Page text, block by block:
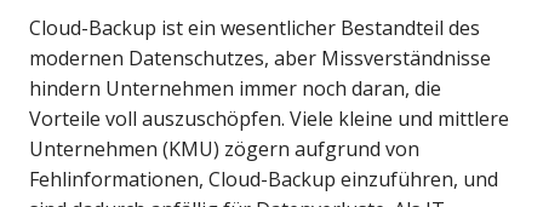
Cloud-Backup ist ein wesentlicher Bestandteil des
modernen Datenschutzes, aber Missverständnisse
hindern Unternehmen immer noch daran, die
Vorteile voll auszuschöpfen. Viele kleine und mittlere
Unternehmen (KMU) zögern aufgrund von
Fehlinformationen, Cloud-Backup einzuführen, und